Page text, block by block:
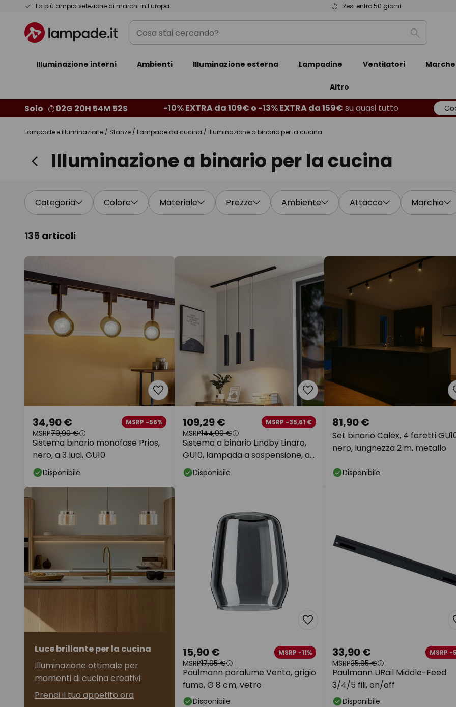
La più ampia selezione di marchi in Europa Resi entro 50 giorni
Salta
contenuto
Cosa
stai
Ricerca
Illuminazione interni Ambienti Illuminazione esterna Lampadine Ventilatori Marche
Altro
Solo 02G 20H 54M 51S -10% EXTRA da 109€ o -13% EXTRA da 159€ su quasi tutto
Lampade e illuminazione Stanze Lampade da cucina Illuminazione a binario per la cucina
Illuminazione a binario per la cucina
Categoria Colore Materiale Prezzo Ambiente Attacco Marchio
135 articoli
Sistema binario monofase Prios,
nero, a 3 luci, GU10
34,90 € MSRP -56%
MSRP79,90 €
Disponibile
Sistema a binario Lindby Linaro,
GU10, lampada a sospensione, a
3 luci, nero
109,29 € MSRP -35,61 €
MSRP144,90 €
Disponibile
Set binario Calex, 4 faretti
nero, lunghezza 2 m, metallo
81,90 €
Disponibile
Luce brillante per la cucina
Illuminazione ottimale per
momenti di cucina creativi
Prendi il tuo appetito ora
Paulmann paralume Vento, grigio
fumo, Ø 8 cm, vetro
15,90 € MSRP -11%
MSRP17,95 €
Disponibile
Paulmann URail Middle-Feed
3/4/5 fili, on/off
33,90 € MSRP -
MSRP35,95 €
Disponibile